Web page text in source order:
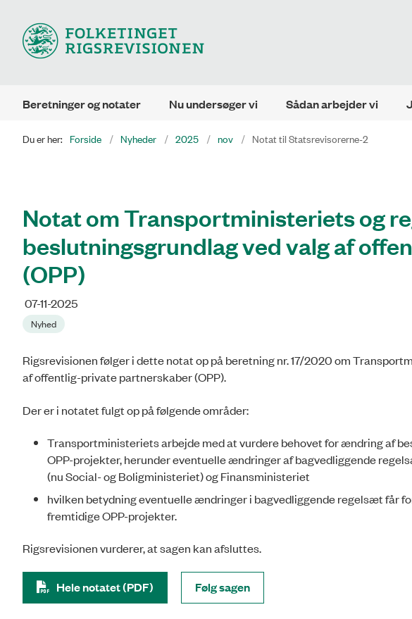
Beretninger og notater Nu undersøger vi Sådan arbejder vi
Du er her: Forside Nyheder 2025 nov Notat til Statsrevisorerne-2
Notat om Transportministeriets og
beslutningsgrundlag ved valg af
(OPP)
07-11-2025
Nyhed
Rigsrevisionen følger i dette notat op på beretning nr. 17/2020 om
af offentlig-private partnerskaber (OPP).
Der er i notatet fulgt op på følgende områder:
Transportministeriets arbejde med at vurdere behovet for ændring af
OPP-projekter, herunder eventuelle ændringer af bagvedliggende
(nu Social- og Boligministeriet) og Finansministeriet
hvilken betydning eventuelle ændringer i bagvedliggende regelsæt får
fremtidige OPP-projekter.
Rigsrevisionen vurderer, at sagen kan afsluttes.
Hele notatet (PDF) Følg sagen